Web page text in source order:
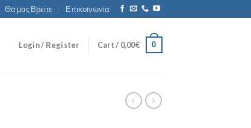
Θα μας Βρείτε Επικοινωνία
Login / Register Cart / 0,00€ 0